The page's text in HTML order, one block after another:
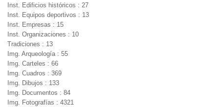
Inst. Edificios históricos : 27
Inst. Equipos deportivos : 13
Inst. Empresas : 15
Inst. Organizaciones : 10
Tradiciones : 13
Img. Arqueología : 55
Img. Carteles : 66
Img. Cuadros : 369
Img. Dibujos : 133
Img. Documentos : 84
Img. Fotografías : 4321